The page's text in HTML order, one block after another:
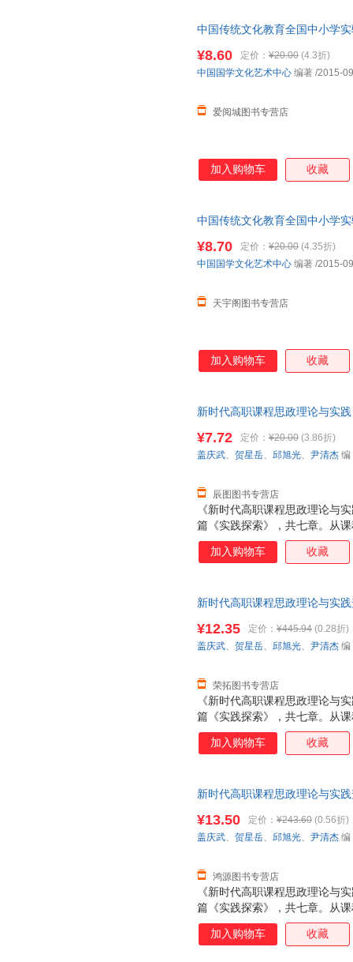
中国传统文化教育全国中小学
优惠咨询在线客服！
¥8.60 定价： ¥20.00 (4.3折)
爱阅城图书专营店
中国国学文化艺术中心 编著 /2015-
加入购物车 收藏
中国传统文化教育全国中小学
线客服！
¥8.70 定价： ¥20.00 (4.35折)
天宇阁图书专营店
中国国学文化艺术中心 编著 /2015-
加入购物车 收藏
新时代高职课程思政理论与实
退换】
《新时代高职课程思政理论与
篇《实践探索》，共七章。从
体的实践应用，进行了较为全
践为落脚点，将课程思政落到
国优秀传统文化与高校思政教
¥7.72 定价： ¥20.00 (3.86折)
辰图图书专营店
盖庆武、 贺星岳、 邱旭光、 尹清杰 编
加入购物车 收藏
新时代高职课程思政理论与实
电子发票！
《新时代高职课程思政理论与
篇《实践探索》，共七章。从
体的实践应用，进行了较为全
践为落脚点，将课程思政落到
国优秀传统文化与高校思政教
¥12.35 定价： ¥445.94 (0.28折)
荣拓图书专营店
盖庆武、 贺星岳、 邱旭光、 尹清杰 编
加入购物车 收藏
新时代高职课程思政理论与实
电子发票！
《新时代高职课程思政理论与
篇《实践探索》，共七章。从
体的实践应用，进行了较为全
践为落脚点，将课程思政落到
¥13.50 定价： ¥243.60 (0.56折)
鸿源图书专营店
盖庆武、 贺星岳、 邱旭光、 尹清杰 编
加入购物车 收藏